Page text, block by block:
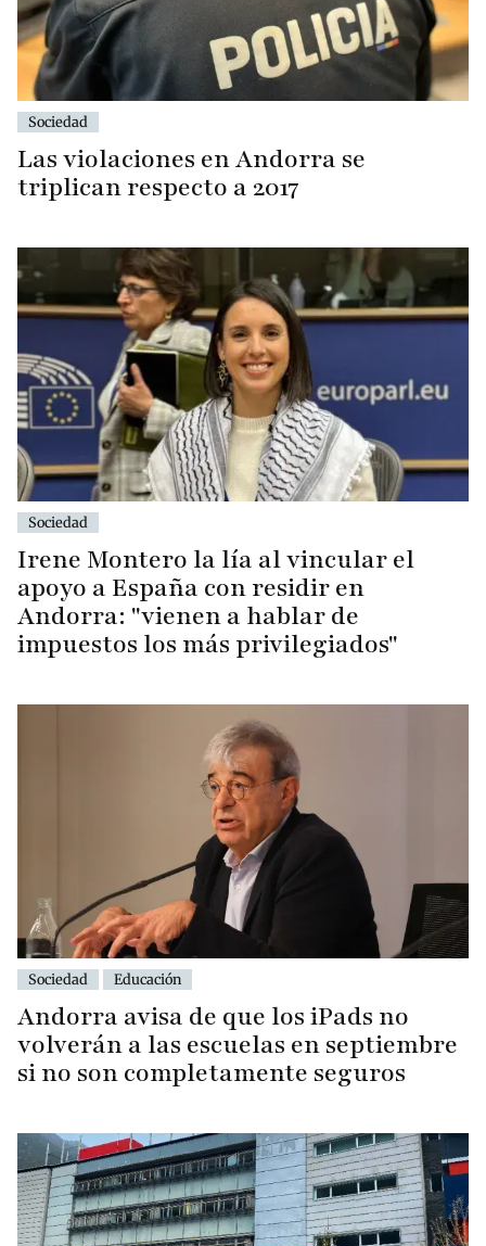
Sociedad
Las violaciones en Andorra se
triplican respecto a 2017
Sociedad
Irene Montero la lía al vincular el
apoyo a España con residir en
Andorra: "vienen a hablar de
impuestos los más privilegiados"
Sociedad Educación
Andorra avisa de que los iPads no
volverán a las escuelas en septiembre
si no son completamente seguros